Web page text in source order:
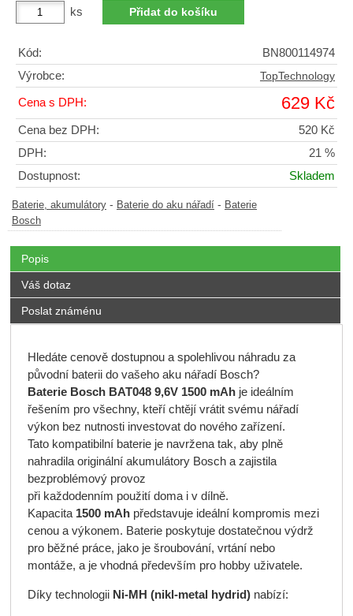
ks
Kód:
BN800114974
Výrobce:
TopTechnology
Cena s DPH: 629 Kč
Cena bez DPH:
520 Kč
DPH:
21 %
Dostupnost:
Skladem
Baterie, akumulátory - Baterie do aku nářadí - Baterie
Bosch
Popis
Váš dotaz
Poslat známénu
Hledáte cenově dostupnou a spolehlivou náhradu za
původní baterii do vašeho aku nářadí Bosch?
Baterie Bosch BAT048 9,6V 1500 mAhje ideálním
řešením pro všechny, kteří chtějí vrátit svému nářadí
výkon bez nutnosti investovat do nového zařízení.
Tato kompatibilní baterie je navržena tak, aby plně
nahradila originální akumulátory Bosch a zajistila
bezproblémový provoz
při každodenním použití doma i v dílně.
Kapacita 1500 mAhpředstavuje ideální kompromis mezi
cenou a výkonem. Baterie poskytuje dostatečnou výdrž
pro běžné práce, jako je šroubování, vrtání nebo
montáže, a je vhodná především pro hobby uživatele.
Díky technologii Ni-MH (nikl-metal hydrid)nabízí: